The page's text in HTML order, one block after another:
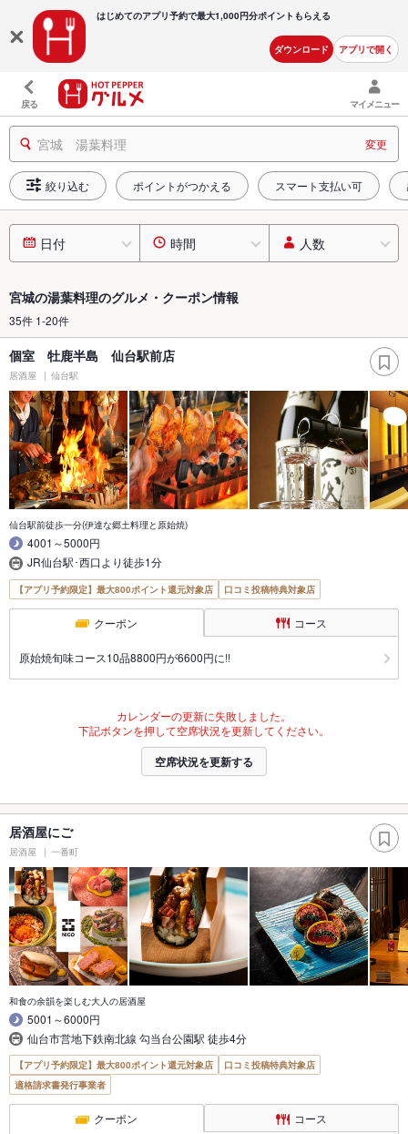
はじめてのアプリ予約で最大1,000円分ポイントもらえる
ダウンロード アプリで開く
戻る マイメニュー
宮城 湯葉料理 変更
絞り込む ポイントがつかえる スマート支払い可
日付 時間 人数
宮城の湯葉料理のグルメ・クーポン情報
35件 1-20件
個室 牡鹿半島 仙台駅前店
居酒屋 仙台駅
仙台駅前徒歩一分(伊達な郷土料理と原始焼)
4001～5000円
JR仙台駅･西口より徒歩1分
【アプリ予約限定】最大800ポイント還元対象店 口コミ投稿特典対象店
クーポン コース
原始焼旬味コース10品8800円が6600円に!!
カレンダーの更新に失敗しました。
下記ボタンを押して空席状況を更新してください。
空席状況を更新する
居酒屋にご
居酒屋 一番町
和食の余韻を楽しむ大人の居酒屋
5001～6000円
仙台市営地下鉄南北線 勾当台公園駅 徒歩4分
【アプリ予約限定】最大800ポイント還元対象店
口コミ投稿特典対象店
適格請求書発行事業者
クーポン コース